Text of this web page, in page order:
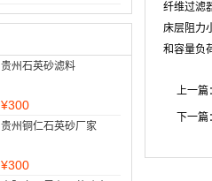
贵州石英砂滤料
¥300
贵州铜仁石英砂厂家
¥300
纤维过滤
床层阻力
和容量负
上一篇
下一篇